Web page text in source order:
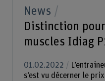
News
Distinction
muscles Idiag
01.02.2022
s’est vu décerner le